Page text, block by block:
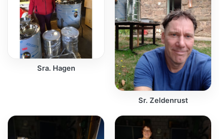
Sra. Hagen
Sr. Zeldenrust